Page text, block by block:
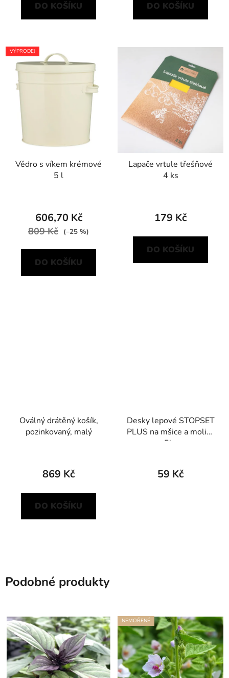
DO KOŠÍKU DO KOŠÍKU
VÝPRODEJ
Vědro s víkem krémové
5 l
606,70 Kč
809 Kč (–25 %)
DO KOŠÍKU
Lapače vrtule třešňové
4 ks
179 Kč
DO KOŠÍKU
Oválný drátěný košík,
pozinkovaný, malý
869 Kč
DO KOŠÍKU
Desky lepové STOPSET
PLUS na mšice a molice
5ks
59 Kč
Podobné produkty
NEMOŘENÉ